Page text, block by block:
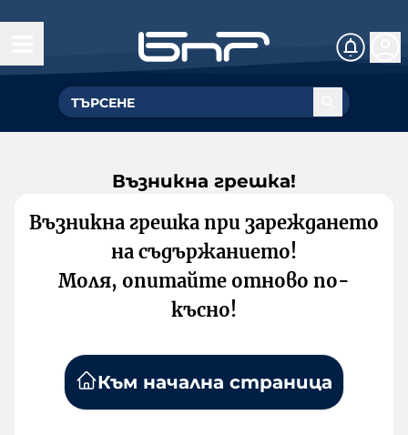
Възникна грешка!
Възникна грешка при зареждането
на съдържанието!
Моля, опитайте отново по-
късно!
Към начална страница